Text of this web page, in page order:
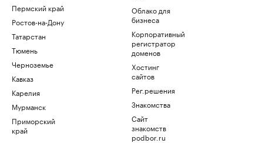
Пермский край
Ростов-на-Дону
Татарстан
Тюмень
Черноземье
Кавказ
Карелия
Мурманск
Приморский
край
Облако для
бизнеса
Корпоративный
регистратор
доменов
Хостинг
сайтов
Рег.решения
Знакомства
Сайт
знакомств
podbor.ru